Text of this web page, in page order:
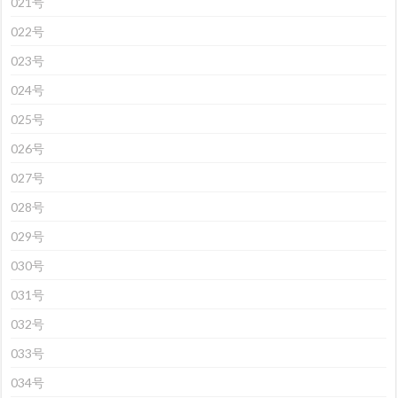
022号
023号
024号
025号
026号
027号
028号
029号
030号
031号
032号
033号
034号